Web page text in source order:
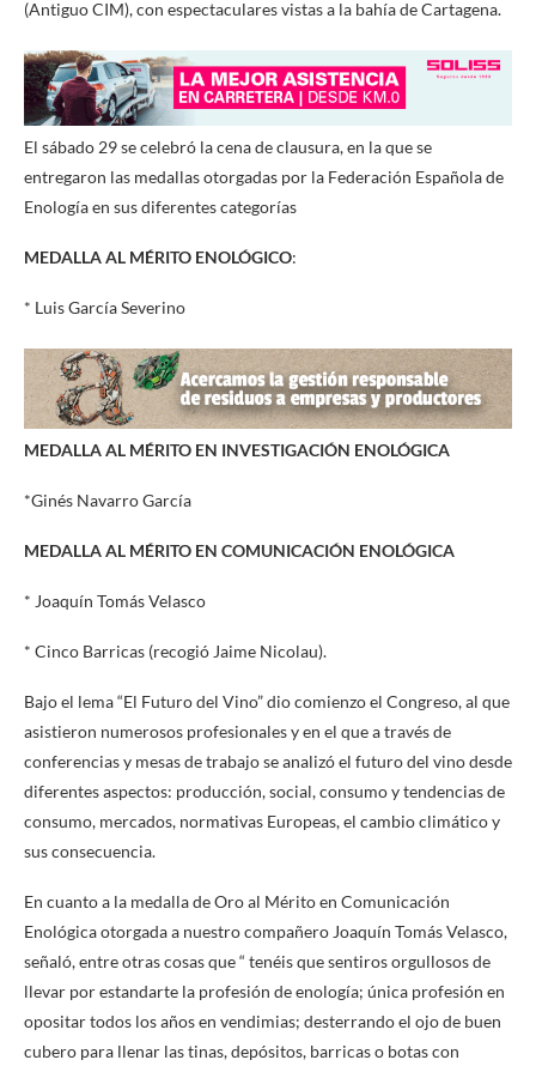
(Antiguo CIM), con espectaculares vistas a la bahía de Cartagena.
El sábado 29 se celebró la cena de clausura, en la que se
entregaron las medallas otorgadas por la Federación Española de
Enología en sus diferentes categorías
MEDALLA AL MÉRITO ENOLÓGICO:
* Luis García Severino
MEDALLA AL MÉRITO EN INVESTIGACIÓN ENOLÓGICA
*Ginés Navarro García
MEDALLA AL MÉRITO EN COMUNICACIÓN ENOLÓGICA
* Joaquín Tomás Velasco
* Cinco Barricas (recogió Jaime Nicolau).
Bajo el lema “El Futuro del Vino” dio comienzo el Congreso, al que
asistieron numerosos profesionales y en el que a través de
conferencias y mesas de trabajo se analizó el futuro del vino desde
diferentes aspectos: producción, social, consumo y tendencias de
consumo, mercados, normativas Europeas, el cambio climático y
sus consecuencia.
En cuanto a la medalla de Oro al Mérito en Comunicación
Enológica otorgada a nuestro compañero Joaquín Tomás Velasco,
señaló, entre otras cosas que “ tenéis que sentiros orgullosos de
llevar por estandarte la profesión de enología; única profesión en
opositar todos los años en vendimias; desterrando el ojo de buen
cubero para llenar las tinas, depósitos, barricas o botas con